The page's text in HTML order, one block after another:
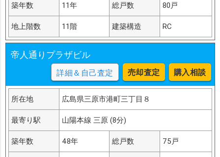
築年数 11年 総戸数 80戸
地上階数 11階 建築構造 RC
帝人通りプラザビル
詳細＆自己査定 売却査定 購入相談
所在地 広島県三原市港町三丁目８
最寄り駅 山陽本線 三原 (8分)
築年数 48年 総戸数 75戸